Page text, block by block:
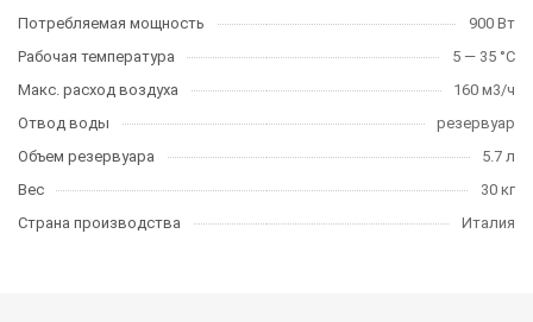
Потребляемая мощность
900 Вт
Рабочая температура
5 — 35 °C
Макс. расход воздуха
160 м3/ч
Отвод воды
резервуар
Объем резервуара
5.7 л
Вес
30 кг
Страна производства
Италия